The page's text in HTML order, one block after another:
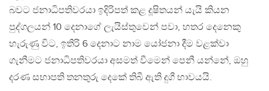
බවට ජනාධිපතිවරයා ඉදිරිපත් කළ දූෂිතයන් යැයි කියන
පුද්ගලයන් 10 දෙනාගේ ලැයිස්තුවෙන් පවා, හතර දෙනෙකු
හැරුණු විට, ඉතිරි 6 දෙනාට නාම යෝජනා දීම වළක්වා
ගැනීමට ජනාධිපතිවරයා අසමත් වීමෙන් පෙනී යන්නේ, ඔහු
දරණ සභාපති තනතුරු දෙකේ තිබී ඇති දුගී භාවයයි.